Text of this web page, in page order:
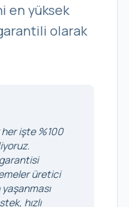
en yüksek
olarak
her işte %100
garantisi
üretici
hızlı